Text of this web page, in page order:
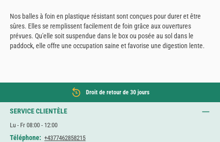
Nos balles à foin en plastique résistant sont conçues pour durer et être
sûres. Elles se remplissent facilement de foin grâce aux ouvertures
prévues. Qu'elle soit suspendue dans le box ou posée au sol dans le
paddock, elle offre une occupation saine et favorise une digestion lente.
Droit de retour de 30 jours
SERVICE CLIENTÈLE
Lu - Fr 08:00 - 12:00
Téléphone: +4377462858215